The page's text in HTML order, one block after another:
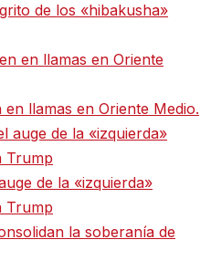
de los «hibakusha»
llamas en Oriente Medio.
de la «izquierda»
Trump